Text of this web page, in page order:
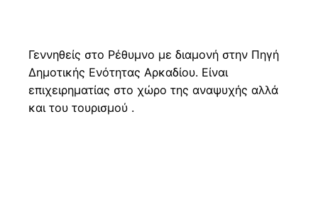
Γεννηθείς στο Ρέθυμνο με διαμονή στην Πηγή
Δημοτικής Ενότητας Αρκαδίου. Είναι
επιχειρηματίας στο χώρο της αναψυχής αλλά
και του τουρισμού .